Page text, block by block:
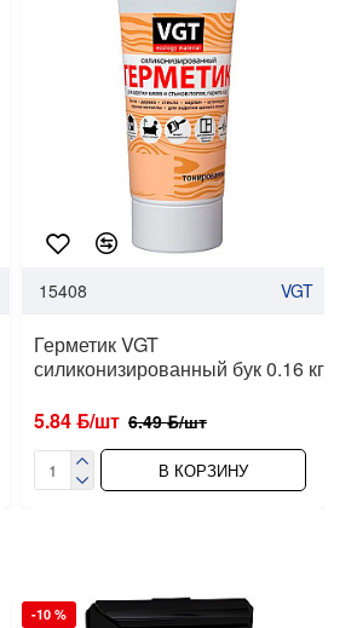
15408 VGT
Герметик VGT
силиконизированный бук 0.16 кг
5.84 ƃ/шт 6.49 ƃ/шт
В КОРЗИНУ
-10 %